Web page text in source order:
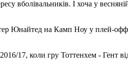
І хоча у
Юнайтед на Камп Ноу у плей-офф
17, коли гру Тоттенхем - Гент